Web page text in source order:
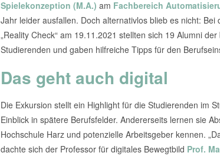
Spielekonzeption (M.A.) am Fachbereich
Jahr leider ausfallen. Doch alternativlos blieb es nicht:
„Reality Check“ am 19.11.2021 stellten sich 19 Alumni
Studierenden und gaben hilfreiche Tipps für den
Das geht auch digital
Die Exkursion stellt ein Highlight für die Studierenden im
Einblick in spätere Berufsfelder. Andererseits lernen sie
Hochschule Harz und potenzielle Arbeitsgeber kennen.
dachte sich der Professor für digitales Bewegtbild Prof.